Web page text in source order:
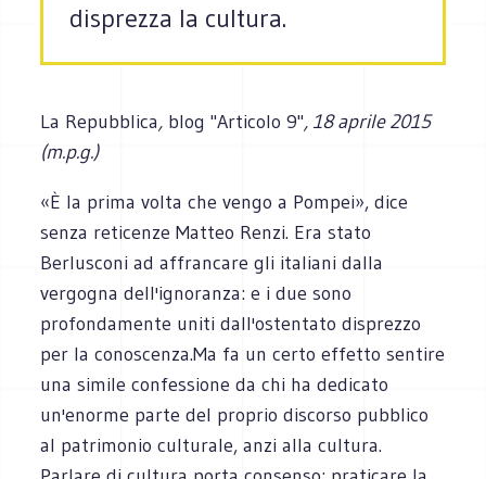
disprezza la cultura.
La Repubblica, blog "Articolo 9", 18 aprile 2015
(m.p.g.)
«È la prima volta che vengo a Pompei», dice
senza reticenze Matteo Renzi. Era stato
Berlusconi ad affrancare gli italiani dalla
vergogna dell'ignoranza: e i due sono
profondamente uniti dall'ostentato disprezzo
per la conoscenza.Ma fa un certo effetto sentire
una simile confessione da chi ha dedicato
un'enorme parte del proprio discorso pubblico
al patrimonio culturale, anzi alla cultura.